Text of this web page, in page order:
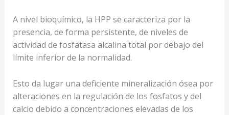
A nivel bioquímico, la HPP se caracteriza por la
presencia, de forma persistente, de niveles de
actividad de fosfatasa alcalina total por debajo del
límite inferior de la normalidad.
Esto da lugar una deficiente mineralización ósea por
alteraciones en la regulación de los fosfatos y del
calcio debido a concentraciones elevadas de los